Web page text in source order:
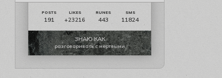
191 +23216 443 11824
ЗНАЮ КАК
разговаривать с мертвыми